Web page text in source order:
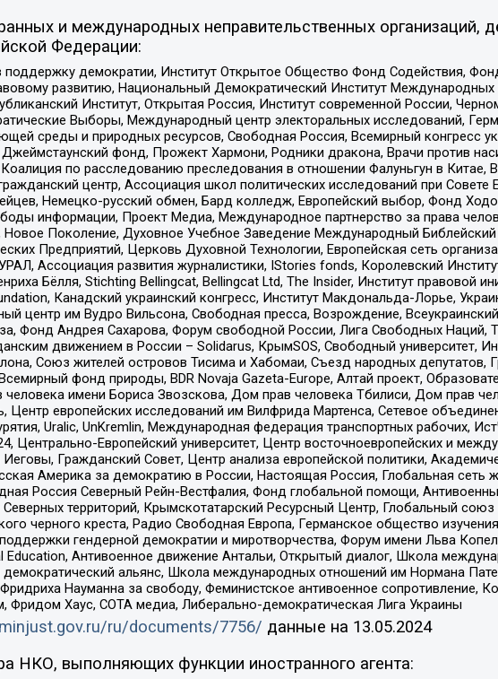
и международных неправительственных организаций,
Федерации:
демократии, Институт Открытое Общество Фонд Содействия,
развитию, Национальный Демократический Институт Международных
Институт, Открытая Россия, Институт современной России,
Выборы, Международный центр электоральных исследований,
среды и природных ресурсов, Свободная Россия, Всемирный конгресс
фонд, Прожект Хармони, Родники дракона, Врачи против
Коалиция по расследованию преследования в отношении Фалуньгун в
центр, Ассоциация школ политических исследований при
Немецко-русский обмен, Бард колледж, Европейский выбор, Фонд
информации, Проект Медиа, Международное партнерство за права
Новое Поколение, Духовное Учебное Заведение Международный
Предприятий, Церковь Духовной Технологии, Европейская сеть
Ассоциация развития журналистики, IStories fonds, Королевский
Бёлля, Stichting Bellingcat, Bellingcat Ltd, The Insider, Институт правовой
Канадский украинский конгресс, Институт Макдональда-Лорье,
центр им Вудро Вильсона, Свободная пресса, Возрождение,
Фонд Андрея Сахарова, Форум свободной России, Лига Свободных Наций,
движением в России – Solidarus, КрымSOS, Свободный университет,
Союз жителей островов Тисима и Хабомаи, Съезд народных депутатов,
фонд природы, BDR Novaja Gazeta-Europe, Алтай проект,
человека имени Бориса Звозскова, Дом прав человека Тбилиси, Дом прав
Центр европейских исследований им Вилфрида Мартенса, Сетевое
Uralic, UnKremlin, Международная федерация транспортных рабочих,
Центрально-Европейский университет, Центр восточноевропейских и
Иеговы, Гражданский Совет, Центр анализа европейской политики,
Америка за демократию в России, Настоящая Россия, Глобальная сеть
Россия Северный Рейн-Вестфалия, Фонд глобальной помощи,
территорий, Крымскотатарский Ресурсный Центр, Глобальный
черного креста, Радио Свободная Европа, Германское общество
гендерной демократии и миротворчества, Форум имени Льва
Антивоенное движение Антальи, Открытый диалог, Школа
демократический альянс, Школа международных отношений им Нормана
Науманна за свободу, Феминистское антивоенное сопротивление,
Фридом Хаус, СОТА медиа, Либерально-демократическая Лига Украины
ru/documents/7756/ данные на 13.05.2024
НКО, выполняющих функции иностранного агента: